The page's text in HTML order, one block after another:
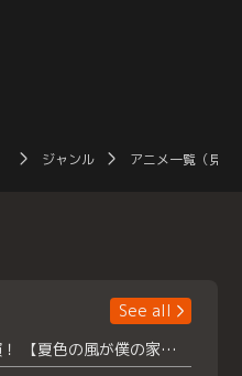
ジャンル アニメ一覧（見放
See all
浮所飛貴主演！ 【夏色の風が僕の家にやってきた】 本日よりテラサで独占配信スタート！